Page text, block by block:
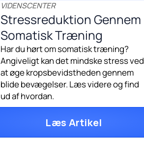
VIDENSCENTER
Stressreduktion Gennem
Somatisk Træning
Har du hørt om somatisk træning?
Angiveligt kan det mindske stress ved
at øge kropsbevidstheden gennem
blide bevægelser. Læs videre og find
ud af hvordan.
Læs Artikel